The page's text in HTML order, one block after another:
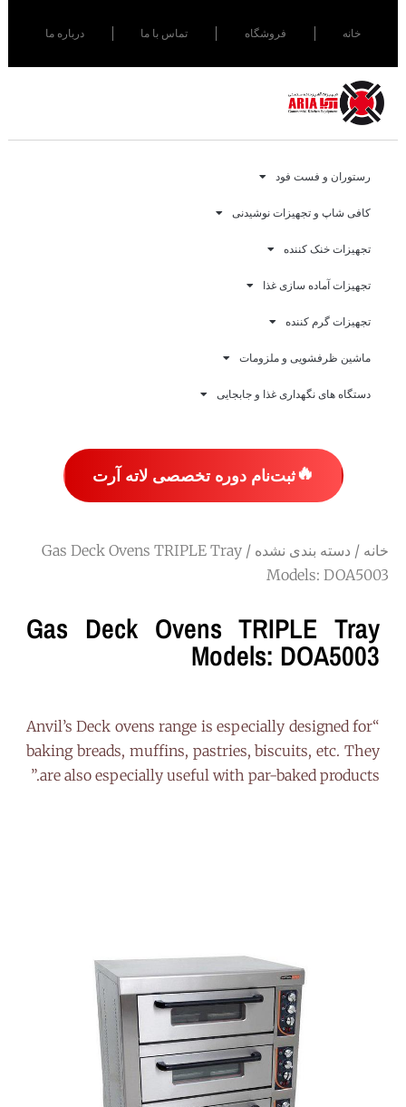
خانه فروشگاه تماس با ما درباره ما
رستوران و فست فود
کافی شاپ و تجهیزات نوشیدنی
تجهیزات خنک کننده
تجهیزات آماده سازی غذا
تجهیزات گرم کننده
ماشین ظرفشویی و ملزومات
دستگاه های نگهداری غذا و جابجایی
🔥ثبت‌نام دوره تخصصی لاته آرت
خانه / دسته بندی نشده
/ Gas Deck Ovens TRIPLE Tray
Models: DOA5003
Gas Deck Ovens TRIPLE Tray
Models: DOA5003
“Anvil’s Deck ovens range is especially designed for
baking breads, muffins, pastries, biscuits, etc. They
are also especially useful with par-baked products.”